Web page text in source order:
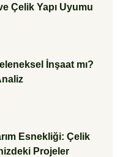
Çelik Yapı Uyumu
İnşaat mı?
Esnekliği: Çelik
Projeler